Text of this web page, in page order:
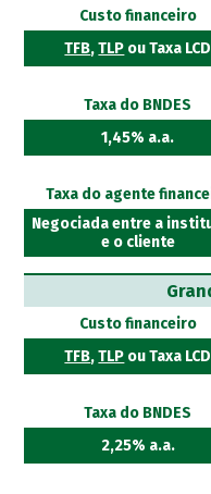
Custo financeiro
TFB,TLP ou Taxa LCD
Taxa do BNDES
1,45% a.a.
Taxa do agente
Negociada entre a
e o cliente
Custo financeiro
TFB,TLP ou Taxa LCD
Taxa do BNDES
2,25% a.a.